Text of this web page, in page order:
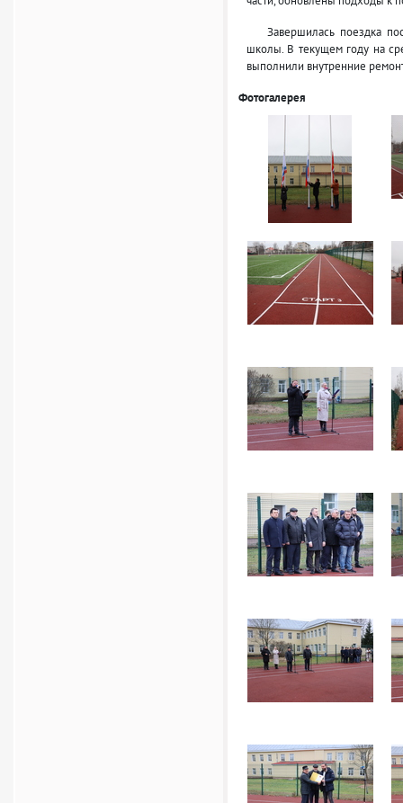
Завершилась поездка
школы. В текущем году на
выполнили внутренние
Фотогалерея